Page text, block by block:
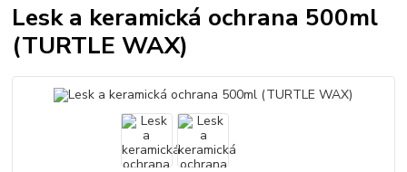
Lesk a keramická ochrana 500ml
(TURTLE WAX)